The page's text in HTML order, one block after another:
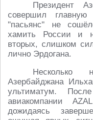
Президент
совершил
"пасьянс" не
хамить России и
вторых, слишком
лично Эрдогана.
Несколько
Азербайджана
ультиматум.
авиакомпании
дожидаясь